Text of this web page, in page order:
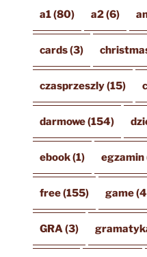
a1(80) a2(6)
cards(3)
czasprzeszly(15)
darmowe(154)
ebook(1) egzamin
free(155) game
GRA (3)